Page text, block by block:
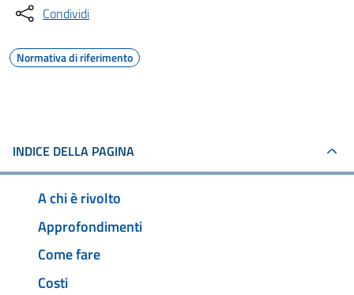
Condividi
Normativa di riferimento
INDICE DELLA PAGINA
A chi è rivolto
Approfondimenti
Come fare
Costi